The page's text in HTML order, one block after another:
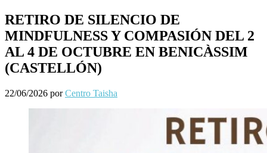
RETIRO DE SILENCIO DE
MINDFULNESS Y COMPASIÓN DEL 2
AL 4 DE OCTUBRE EN BENICÀSSIM
(CASTELLÓN)
22/06/2026 porCentro Taisha